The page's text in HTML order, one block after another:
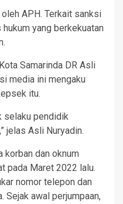
APH. Terkait sanksi
yang berkekuatan
Samarinda DR Asli
media ini mengaku
itu.
selaku pendidik
jelas Asli Nuryadin.
korban dan oknum
pada Maret 2022 lalu.
nomor telepon dan
Sejak awal perjumpaan,